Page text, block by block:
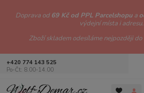
Doprava od69 Kč od PPL Parcelshopu a
výdejní místa i adresu.
Zboží skladem odesíláme nejpozději do
+420 774 143 525
Po-Čt: 8.00-14.00